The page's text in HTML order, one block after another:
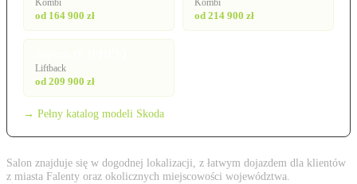
Kombi
od 164 900 zł
Kombi
od 214 900 zł
Liftback
od 209 900 zł
→ Pełny katalog modeli Skoda
Salon znajduje się w dogodnej lokalizacji, z łatwym dojazdem dla klientów
z miasta Falenty oraz okolicznych miejscowości województwa.